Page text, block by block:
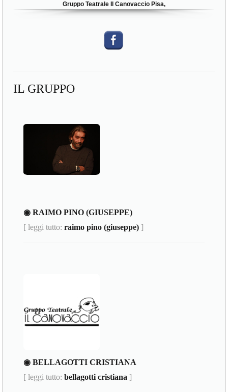
Gruppo Teatrale Il Canovaccio Pisa,
IL GRUPPO
◉ RAIMO PINO (GIUSEPPE)
[ leggi tutto:raimo pino (giuseppe) ]
◉ BELLAGOTTI CRISTIANA
[ leggi tutto:bellagotti cristiana ]